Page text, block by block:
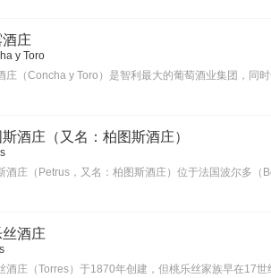
庄
y Toro
庄（Concha y Toro）是智利最大的葡萄酒业集团，同
酒庄（又名：柏图斯酒庄）
酒庄（Petrus，又名：柏图斯酒庄）位于法国波尔多
酒庄
酒庄（Torres）于1870年创建，但桃乐丝家族早在17